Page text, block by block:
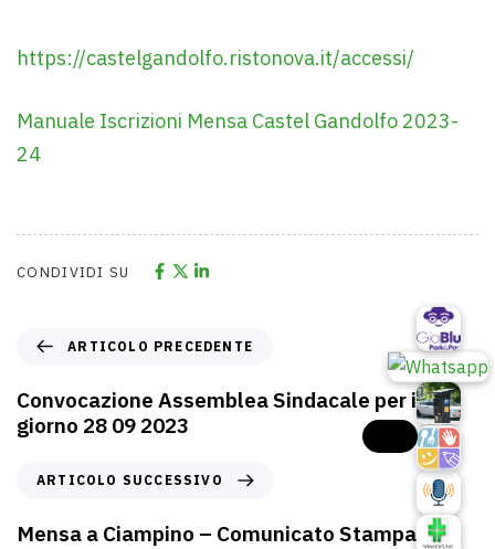
https://castelgandolfo.ristonova.it/accessi/
Manuale Iscrizioni Mensa Castel Gandolfo 2023-
24
CONDIVIDI SU
ARTICOLO PRECEDENTE
Convocazione Assemblea Sindacale per il
giorno 28 09 2023
ARTICOLO SUCCESSIVO
Mensa a Ciampino – Comunicato Stampa